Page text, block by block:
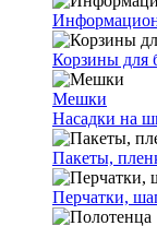
Корзины для
Мешки
Насадки на
Пакеты,
Перчатки,